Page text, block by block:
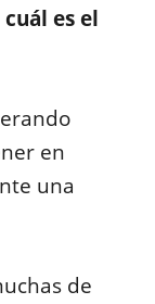
es el
en
una
de